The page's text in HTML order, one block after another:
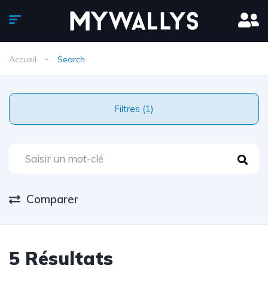
Accueil Search
Filtres (1)
Comparer
5 Résultats